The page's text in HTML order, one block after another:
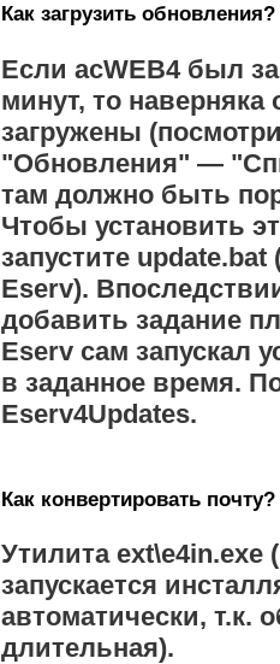
Как загрузить обновления?
Если acWEB4был
минут, то
загружены
"Обновления" —
там должно быть
Чтобы установить
запустите update.bat
Eserv).
добавить задание
Eserv сам запускал
в заданное время.
Eserv4Updates.
Как конвертировать почту?
Утилита ext\e4in.exe
запускается
автоматически, т.к.
длительная).